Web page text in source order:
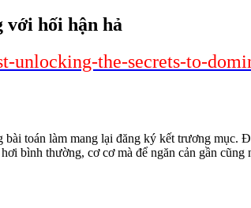
hối hận hả
unlocking-the-secrets-to-
toán làm mang lại đăng ký kết trương mục.
bình thường, cơ cơ mà để ngăn cản gần